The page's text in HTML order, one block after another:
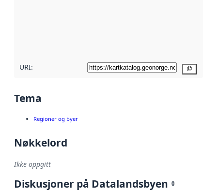
URI:
Tema
Regioner og byer
Nøkkelord
Ikke oppgitt
Diskusjoner på Datalandsbyen 0